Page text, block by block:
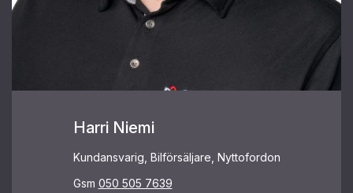
Harri Niemi
Kundansvarig, Bilförsäljare, Nyttofordon
Gsm 050 505 7639